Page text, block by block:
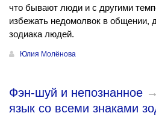
что бывают люди и с другими
избежать недомолвок в общении,
зодиака людей.
Юлия Молёнова
Фэн-шуй и непознанное →
язык со всеми знаками